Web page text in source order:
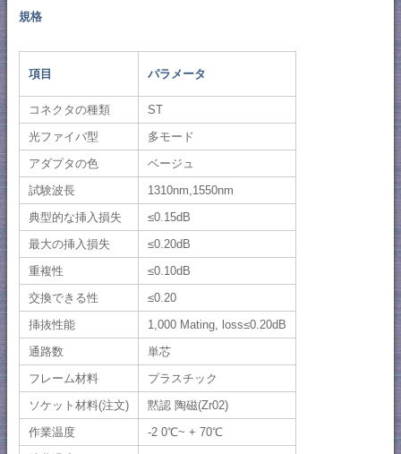
規格
項目 パラメータ
コネクタの種類
ST
光ファイバ型
多モード
アダプタの色
ベージュ
試験波長
1310nm,1550nm
典型的な挿入損失
≤0.15dB
最大の挿入損失
≤0.20dB
重複性
≤0.10dB
交換できる性
≤0.20
挿抜性能
1,000 Mating, loss≤0.20dB
通路数
単芯
フレーム材料
プラスチック
ソケット材料(注文)
黙認 陶磁(Zr02)
作業温度
-2 0℃~ + 70℃